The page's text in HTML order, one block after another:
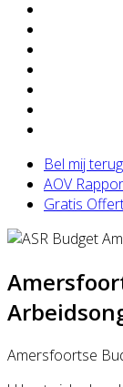
Bel mij terug
AOV
Gratis
Amersfoortse